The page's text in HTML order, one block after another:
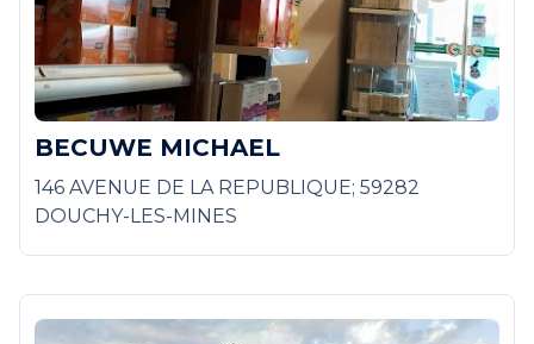
BECUWE MICHAEL
146 AVENUE DE LA REPUBLIQUE; 59282
DOUCHY-LES-MINES